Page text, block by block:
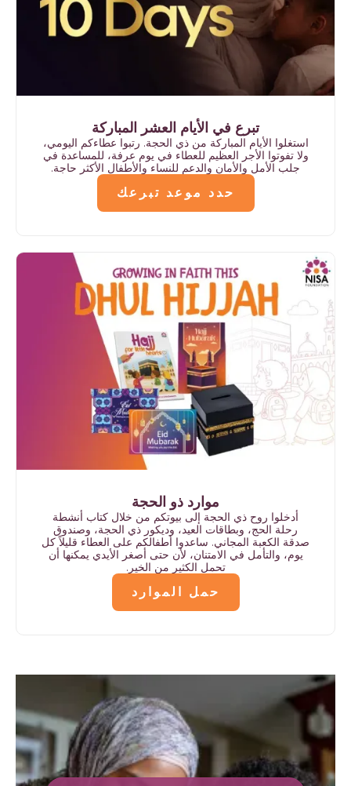
تبرع في الأيام العشر المباركة
استغلوا الأيام المباركة من ذي الحجة. رتبوا عطاءكم اليومي،
ولا تفوتوا الأجر العظيم للعطاء في يوم عرفة، للمساعدة في
جلب الأمل والأمان والدعم للنساء والأطفال الأكثر حاجة.
حدد موعد تبرعك
موارد ذو الحجة
أدخلوا روح ذي الحجة إلى بيوتكم من خلال كتاب أنشطة
رحلة الحج، وبطاقات العيد، وديكور ذي الحجة، وصندوق
صدقة الكعبة المجاني. ساعدوا أطفالكم على العطاء قليلاً كل
يوم، والتأمل في الامتنان، لأن حتى أصغر الأيدي يمكنها أن
تحمل الكثير من الخير.
حمل الموارد